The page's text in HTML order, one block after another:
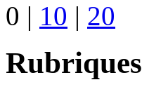
0 | 10 | 20
Rubriques